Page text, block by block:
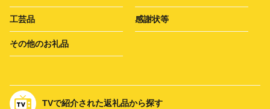
工芸品 感謝状等
その他のお礼品
TVで紹介された返礼品から探す